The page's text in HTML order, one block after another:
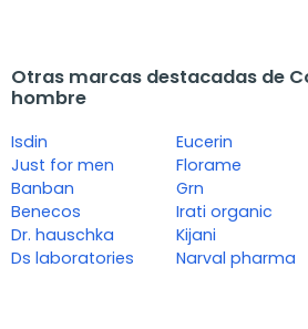
Otras marcas destacadas de
hombre
Isdin
Just for men
Banban
Benecos
Dr. hauschka
Ds laboratories
Eucerin
Florame
Grn
Irati organic
Kijani
Narval pharma